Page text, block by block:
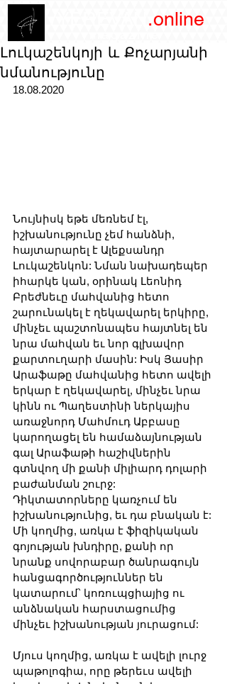
.online
Լուկաշենկոյի և Քոչարյանի
նմանությունը
18.08.2020
Նույնիսկ եթե մեռնեմ էլ,
իշխանությունը չեմ հանձնի,
հայտարարել է Ալեքսանդր
Լուկաշենկոն: Նման նախադեպեր
իհարկե կան, օրինակ Լեոնիդ
Բրեժնեւը մահվանից հետո
շարունակել է ղեկավարել երկիրը,
մինչեւ պաշտոնապես հայտնել են
նրա մահվան եւ նոր գլխավոր
քարտուղարի մասին: Իսկ Յասիր
Արաֆաթը մահվանից հետո ավելի
երկար է ղեկավարել, մինչեւ նրա
կինն ու Պաղեստինի ներկայիս
առաջնորդ Մահմուդ Աբբասը
կարողացել են համաձայնության
գալ Արաֆաթի հաշիվներին
գտնվող մի քանի միլիարդ դոլարի
բաժանման շուրջ:
Դիկտատորները կառչում են
իշխանությունից, եւ դա բնական է:
Մի կողմից, առկա է ֆիզիկական
գոյության խնդիրը, քանի որ
նրանք սովորաբար ծանրագույն
հանցագործություններ են
կատարում՝ կոռուպցիայից ու
անձնական հարստացումից
մինչեւ իշխանության յուրացում:
Մյուս կողմից, առկա է ավելի լուրջ
պաթոլոգիա, որը թերեւս ավելի